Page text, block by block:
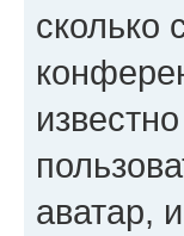
сколько
аватар,